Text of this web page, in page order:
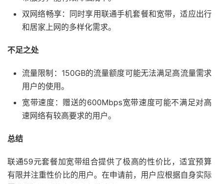
双网络畅享：同时享用联通手机套餐和宽带，适应出行
和居家上网的多样化需求。
不足之处
流量限制：150GB的流量额度可能无法满足高流量需求
用户的使用。
宽带速度：赠送的600Mbps宽带速度可能不满足对高
速网络有较高要求的用户。
总结
联通59元套餐加宽带组合提供了极高的性价比，适宜预算
有限并注重性价比的用户。在申请前，用户应根据自身实际